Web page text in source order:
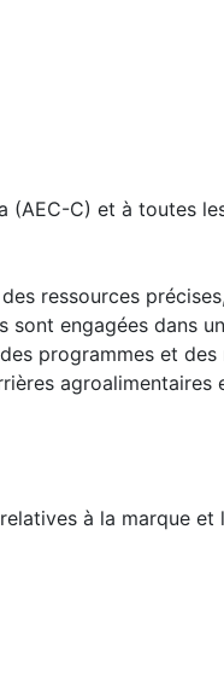
C) et à toutes
ressources
sont engagées dans
programmes et
à la marque et